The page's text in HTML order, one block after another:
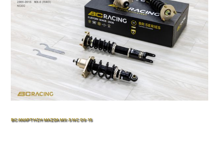
BC ΑΝΑΡΤΗΣΗ MAZDA MX-5 NC 06-15